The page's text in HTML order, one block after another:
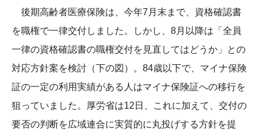
後期高齢者医療保険は、今年7月末まで、資格確認書
を職権で一律交付しました。しかし、8月以降は「全員
一律の資格確認書の職権交付を見直してはどうか」との
対応方針案を検討（下の図）。84歳以下で、マイナ保険
証の一定の利用実績がある人はマイナ保険証への移行を
狙っていました。厚労省は12日、これに加えて、交付の
要否の判断を広域連合に実質的に丸投げする方針を提